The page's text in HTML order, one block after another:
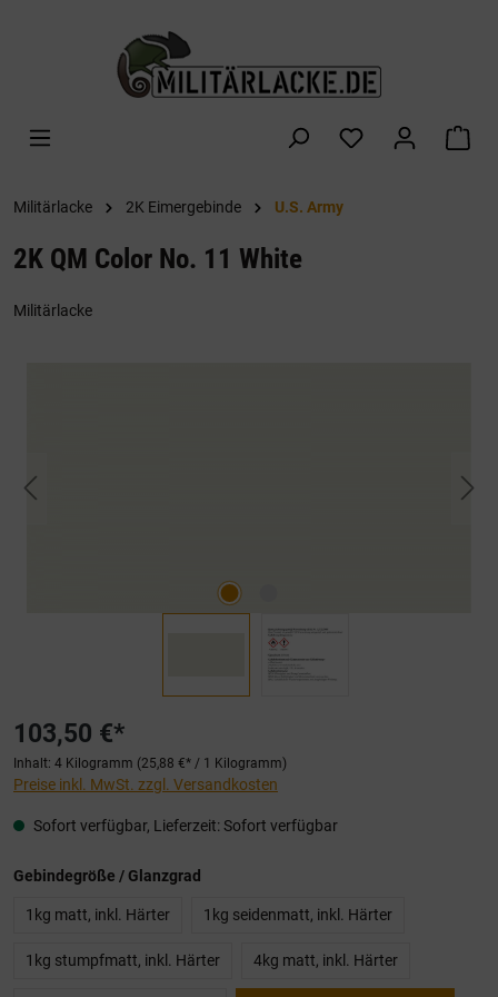
Militärlacke 2K Eimergebinde U.S. Army
2K QM Color No. 11 White
Militärlacke
103,50 €*
Inhalt: 4 Kilogramm (25,88 €* / 1 Kilogramm)
Preise inkl. MwSt. zzgl. Versandkosten
Sofort verfügbar, Lieferzeit: Sofort verfügbar
Gebindegröße / Glanzgrad
1kg matt, inkl. Härter 1kg seidenmatt, inkl. Härter
1kg stumpfmatt, inkl. Härter 4kg matt, inkl. Härter